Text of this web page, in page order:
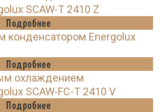
SCAW-T 2410 Z
Подробнее
конденсатором Energolux
Подробнее
охлаждением
SCAW-FC-T 2410 V
Подробнее